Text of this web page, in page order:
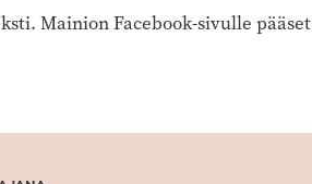
Mainion Facebook-sivulle pääset